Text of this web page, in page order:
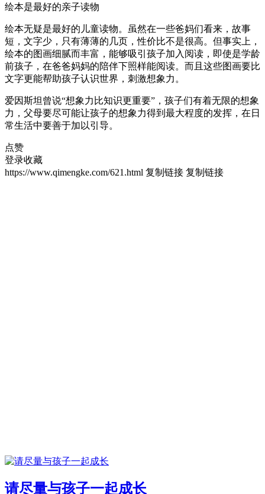
绘本是最好的亲子读物
绘本无疑是最好的儿童读物。虽然在一些爸妈们看来，故事
短，文字少，只有薄薄的几页，性价比不是很高。但事实上，
绘本的图画细腻而丰富，能够吸引孩子加入阅读，即使是学龄
前孩子，在爸爸妈妈的陪伴下照样能阅读。而且这些图画要比
文字更能帮助孩子认识世界，刺激想象力。
爱因斯坦曾说“想象力比知识更重要”，孩子们有着无限的想象
力，父母要尽可能让孩子的想象力得到最大程度的发挥，在日
常生活中要善于加以引导。
点赞
登录收藏
https://www.qimengke.com/621.html 复制链接 复制链接
请尽量与孩子一起成长